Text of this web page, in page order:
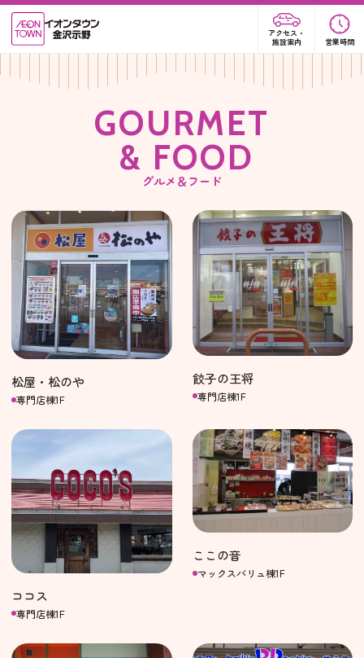
アクセス・
施設案内
営業時間
GOURMET
& FOOD
グルメ＆フード
松屋・松のや
専門店棟1F
餃子の王将
専門店棟1F
ココス
専門店棟1F
ここの音
マックスバリュ棟1F